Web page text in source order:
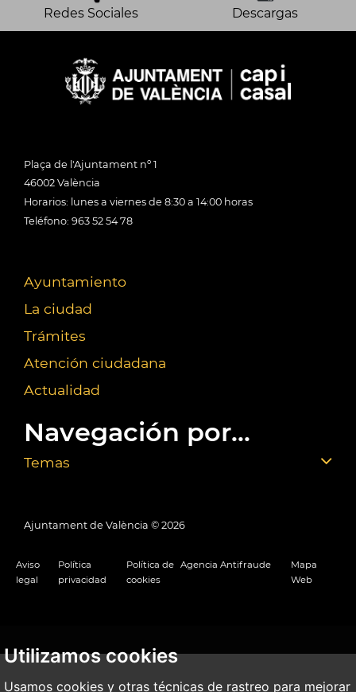
Utilizamos cookies
Usamos cookies y otras técnicas de rastreo para mejorar
Redes Sociales Descargas
Plaça de l'Ajuntament nº 1
46002 València
Horarios: lunes a viernes de 8:30 a 14:00 horas
Teléfono: 963 52 54 78
Ayuntamiento
La ciudad
Trámites
Atención ciudadana
Actualidad
Navegación por...
Temas
Ajuntament de València © 2026
Aviso
legal
Política
privacidad
Política de
cookies
Agencia Antifraude
Mapa
Web